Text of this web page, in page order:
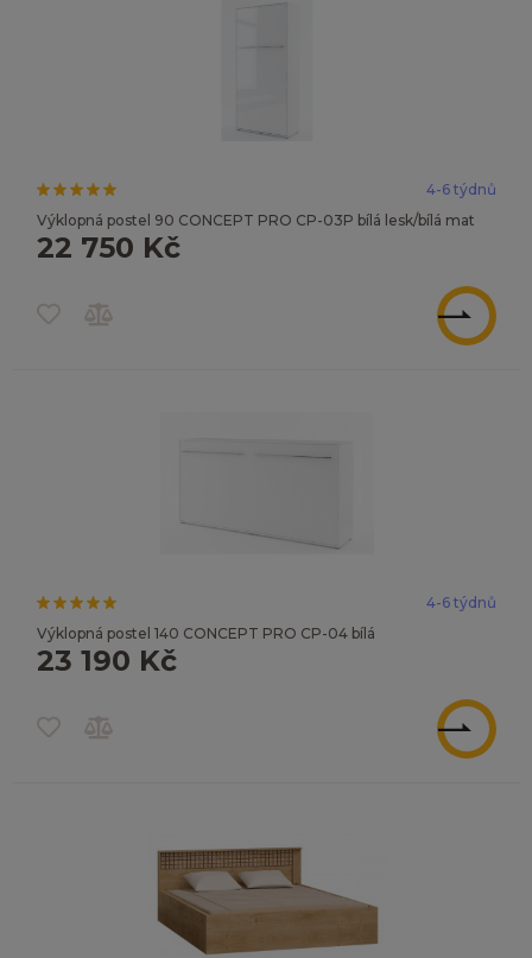
4-6 týdnů
Výklopná postel 90 CONCEPT PRO CP-03P bílá lesk/bílá mat
22 750 Kč
ZOBRAZIT
4-6 týdnů
Výklopná postel 140 CONCEPT PRO CP-04 bílá
23 190 Kč
ZOBRAZIT